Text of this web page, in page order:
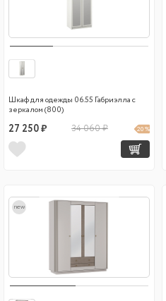
Шкаф для одежды 06.55 Габриэлла с
зеркалом (800)
27 250 ₽ 34 060 ₽ 20 %
new